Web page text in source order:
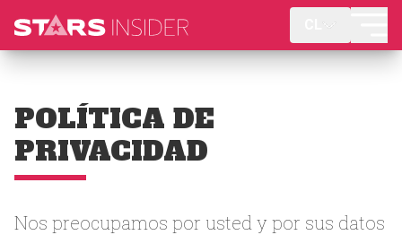
POLÍTICA DE
PRIVACIDAD
Nos preocupamos por usted y por sus datos